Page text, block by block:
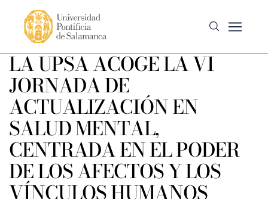
LA UPSA ACOGE LA VI
JORNADA DE
ACTUALIZACIÓN EN
SALUD MENTAL,
CENTRADA EN EL PODER
DE LOS AFECTOS Y LOS
VÍNCULOS HUMANOS